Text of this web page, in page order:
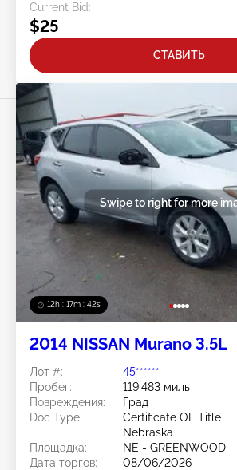
Current Bid:
$25
СТАВИТЬ
12h : 17m : 40s
Swipe to right for more
2014 NISSAN Murano 3.5L
Лот #:
45******
Пробег:
119,483 миль
Повреждения:
Град
Doc Type:
Certificate OF Title
Nebraska
Площадка:
NE - GREENWOOD
Дата торгов:
08/06/2026